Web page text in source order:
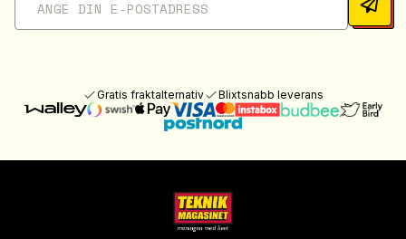
Gratis fraktalternativ Blixtsnabb leverans